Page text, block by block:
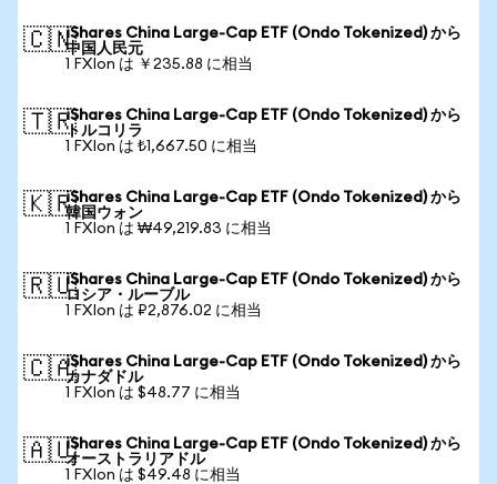
🇨🇳iShares China Large-Cap ETF (Ondo Tokenized) から
中国人民元
1 FXIon は ￥235.88 に相当
🇹🇷iShares China Large-Cap ETF (Ondo Tokenized) から
トルコリラ
1 FXIon は ₺1,667.50 に相当
🇰🇷iShares China Large-Cap ETF (Ondo Tokenized) から
韓国ウォン
1 FXIon は ₩49,219.83 に相当
🇷🇺iShares China Large-Cap ETF (Ondo Tokenized) から
ロシア・ルーブル
1 FXIon は ₽2,876.02 に相当
🇨🇦iShares China Large-Cap ETF (Ondo Tokenized) から
カナダドル
1 FXIon は $48.77 に相当
🇦🇺iShares China Large-Cap ETF (Ondo Tokenized) から
オーストラリアドル
1 FXIon は $49.48 に相当